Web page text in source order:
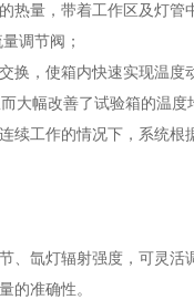
量，带着工作区及灯管
调节阀；
，使箱内快速实现温
大幅改善了试验箱的温度
工作的情况下，系统
、氙灯辐射强度，可灵活
的准确性。